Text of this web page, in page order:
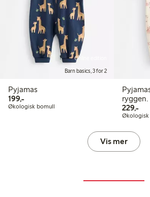
Online edition
Barn basics, 3 for 2
Pyjamas
199,-199,00 kr
Økologisk bomull
ryggen.
229,-
Økologisk
Vis mer